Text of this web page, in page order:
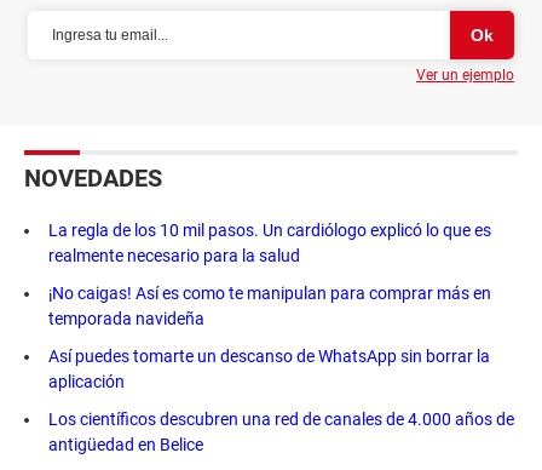
Ver un ejemplo
NOVEDADES
La regla de los 10 mil pasos. Un cardiólogo explicó lo que es
realmente necesario para la salud
¡No caigas! Así es como te manipulan para comprar más en
temporada navideña
Así puedes tomarte un descanso de WhatsApp sin borrar la
aplicación
Los científicos descubren una red de canales de 4.000 años de
antigüedad en Belice